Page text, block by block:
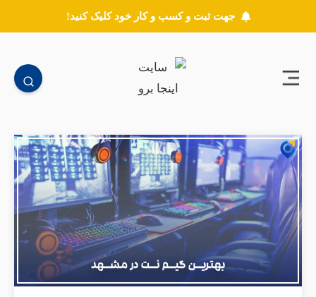
جهت ثبت و کسب و کار خود کلیک کنید!